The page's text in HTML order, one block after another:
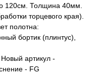
120см. Толщина 40мм.
торцевого края).
полотна:
бортик (плинтус),
артикул -
- FG